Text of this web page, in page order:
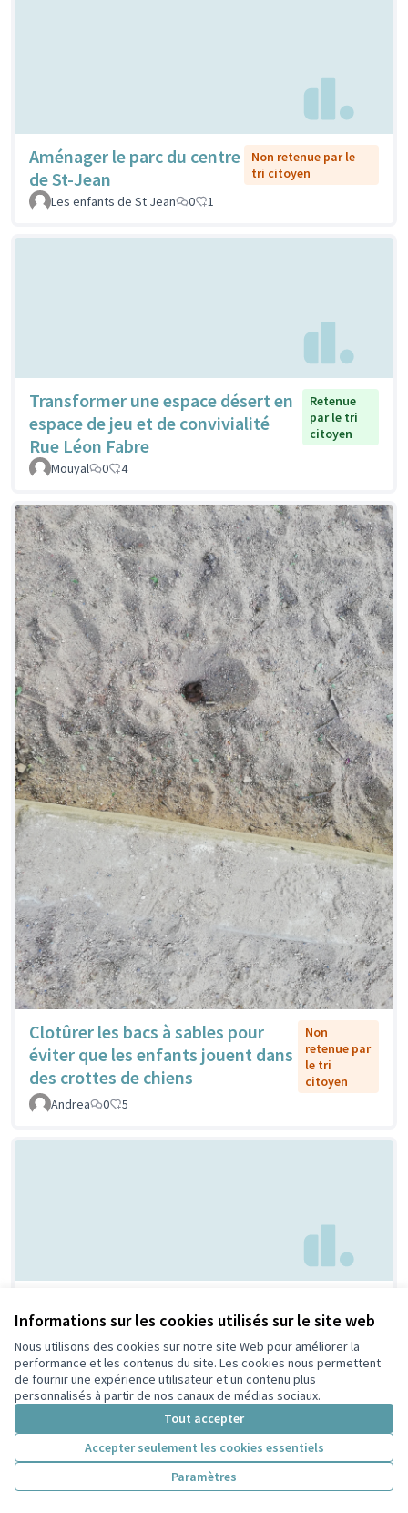
Informations sur les cookies utilisés sur le site web
Nous utilisons des cookies sur notre site Web pour améliorer la
performance et les contenus du site. Les cookies nous permettent
de fournir une expérience utilisateur et un contenu plus
personnalisés à partir de nos canaux de médias sociaux.
Tout accepter
Accepter seulement les cookies essentiels
Paramètres
Aménager le parc du centre
de St-Jean
Non retenue par le
tri citoyen
Les enfants de St Jean
0 1
Transformer une espace désert en
espace de jeu et de convivialité
Rue Léon Fabre
Retenue
par le tri
citoyen
Mouyal 0 4
Clotûrer les bacs à sables pour
éviter que les enfants jouent dans
des crottes de chiens
Non
retenue par
le tri
citoyen
Andrea
0 5
et des religions
tri citoyen
GARRET-FLAUDY SALHI
0 0